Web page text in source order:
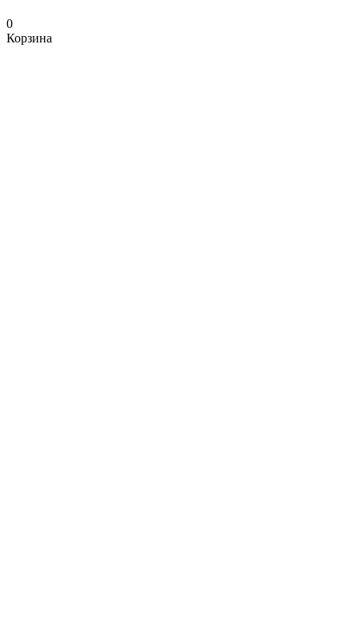
0
Корзина